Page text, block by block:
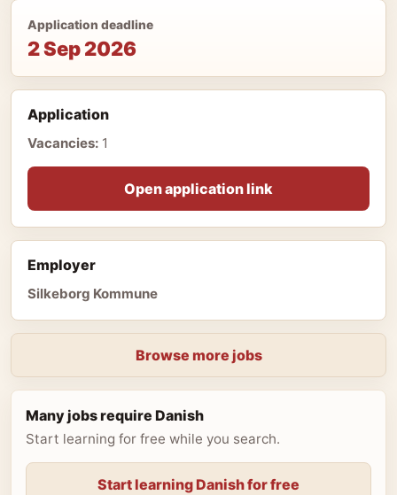
Application deadline
2 Sep 2026
Application
Vacancies: 1
Open application link
Employer
Silkeborg Kommune
Browse more jobs
Many jobs require Danish
Start learning for free while you search.
Start learning Danish for free